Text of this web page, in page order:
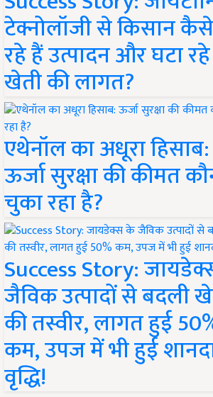
टेक्नोलॉजी से किसान
रहे हैं उत्पादन और घटा
खेती की लागत?
एथेनॉल का अधूरा हिसाब:
ऊर्जा सुरक्षा की कीमत
चुका रहा है?
Success Story:
जैविक उत्पादों से बदली
की तस्वीर, लागत हुई
कम, उपज में भी हुई
वृद्धि!